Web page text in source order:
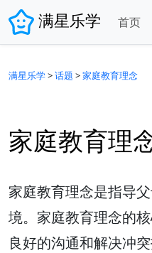
满星乐学 首页
满星乐学>话题 >家庭教育理念
家庭教育理
家庭教育理念是指导
境。家庭教育理念的
良好的沟通和解决冲